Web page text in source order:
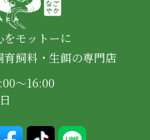
モットーに
飼料・生餌の専門店
～16:00